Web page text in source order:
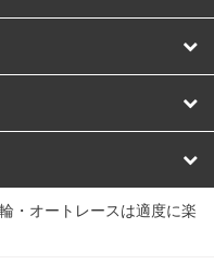
競輪場 宇都宮競輪場
・オートレースは適度に楽